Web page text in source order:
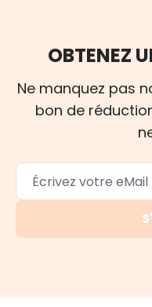
OBTENEZ
Ne manquez pas
bon de